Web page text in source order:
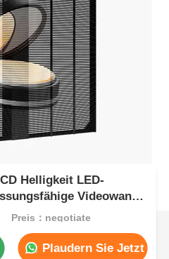
Helligkeit LED-
Videowand
Preis：negotiate
Plaudern Sie Jetzt